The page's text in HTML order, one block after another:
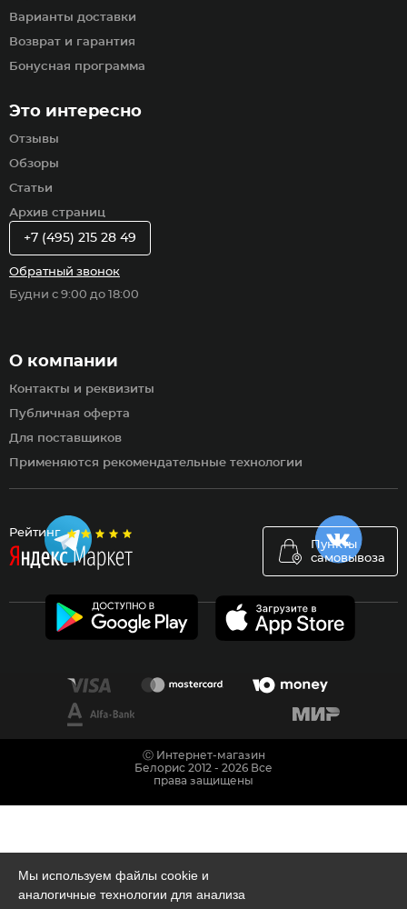
Рейтинг
Пункты
самовывоза
Варианты доставки
Возврат и гарантия
Бонусная программа
Это интересно
Отзывы
Обзоры
Статьи
Архив страниц
О компании
Контакты и реквизиты
Публичная оферта
Для поставщиков
Применяются рекомендательные технологии
+7 (495) 215 28 49
Обратный звонок
Будни с 9:00 до 18:00
Мы используем файлы cookie и
аналогичные технологии для анализа
Ⓒ Интернет-магазин
Белорис 2012 - 2026 Все
права защищены